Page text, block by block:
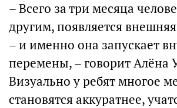
– Всего за три месяца
другим, появляется
– и именно она запускает
перемены, – говорит Алёна
Визуально у ребят многое
становятся аккуратнее,